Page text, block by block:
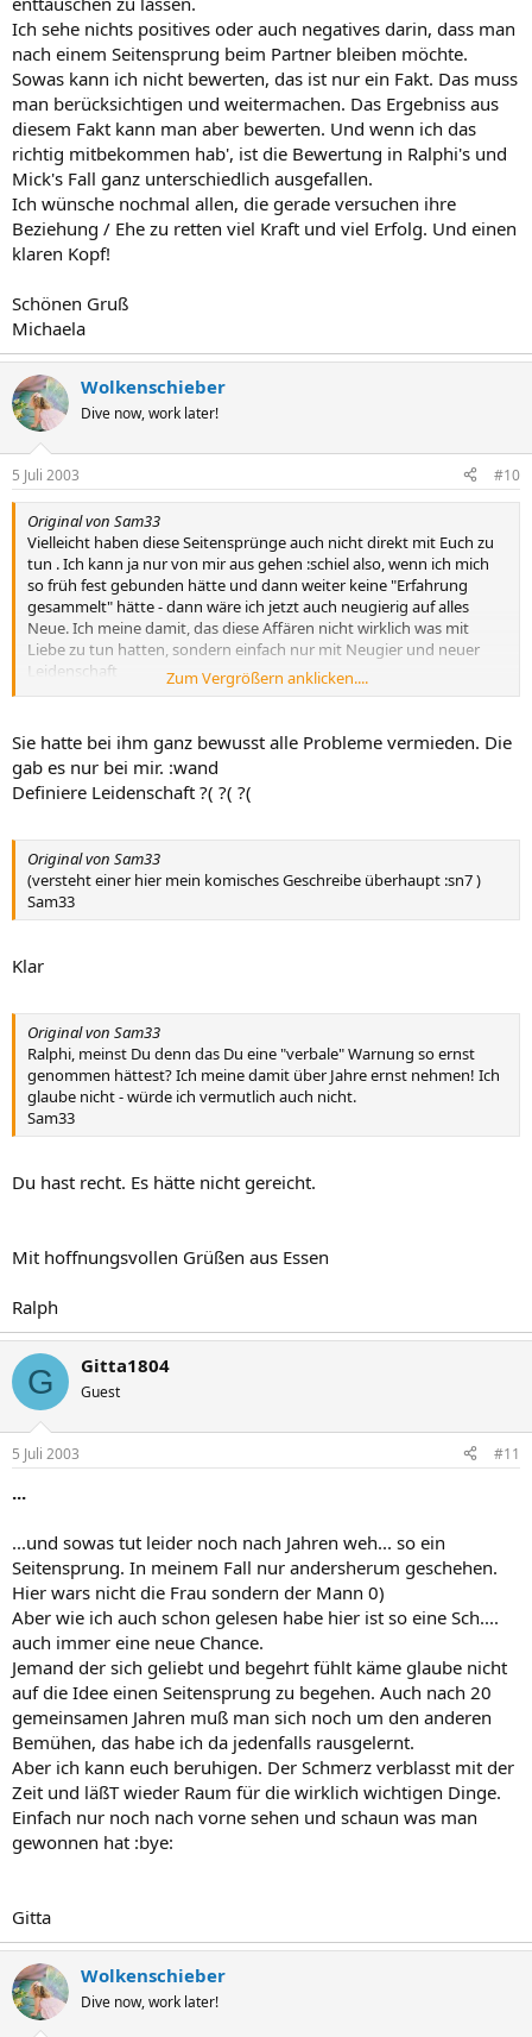
Ich sehe nichts positives oder auch negatives darin, dass man
nach einem Seitensprung beim Partner bleiben möchte.
Sowas kann ich nicht bewerten, das ist nur ein Fakt. Das muss
man berücksichtigen und weitermachen. Das Ergebniss aus
diesem Fakt kann man aber bewerten. Und wenn ich das
richtig mitbekommen hab', ist die Bewertung in Ralphi's und
Mick's Fall ganz unterschiedlich ausgefallen.
Ich wünsche nochmal allen, die gerade versuchen ihre
Beziehung / Ehe zu retten viel Kraft und viel Erfolg. Und einen
klaren Kopf!
Schönen Gruß
Michaela
Wolkenschieber
Dive now, work later!
5 Juli 2003 #10
Original von Sam33
Vielleicht haben diese Seitensprünge auch nicht direkt mit Euch zu
tun . Ich kann ja nur von mir aus gehen :schiel also, wenn ich mich
so früh fest gebunden hätte und dann weiter keine "Erfahrung
gesammelt" hätte - dann wäre ich jetzt auch neugierig auf alles
Neue. Ich meine damit, das diese Affären nicht wirklich was mit
Liebe zu tun hatten, sondern einfach nur mit Neugier und neuer
Leidenschaft
Zum Vergrößern anklicken....
Sie hatte bei ihm ganz bewusst alle Probleme vermieden. Die
gab es nur bei mir. :wand
Definiere Leidenschaft ?( ?( ?(
Original von Sam33
(versteht einer hier mein komisches Geschreibe überhaupt :sn7 )
Sam33
Klar
Original von Sam33
Ralphi, meinst Du denn das Du eine "verbale" Warnung so ernst
genommen hättest? Ich meine damit über Jahre ernst nehmen! Ich
glaube nicht - würde ich vermutlich auch nicht.
Sam33
Du hast recht. Es hätte nicht gereicht.
Mit hoffnungsvollen Grüßen aus Essen
Ralph
G Gitta1804
Guest
5 Juli 2003 #11
...
...und sowas tut leider noch nach Jahren weh... so ein
Seitensprung. In meinem Fall nur andersherum geschehen.
Hier wars nicht die Frau sondern der Mann 0)
Aber wie ich auch schon gelesen habe hier ist so eine Sch....
auch immer eine neue Chance.
Jemand der sich geliebt und begehrt fühlt käme glaube nicht
auf die Idee einen Seitensprung zu begehen. Auch nach 20
gemeinsamen Jahren muß man sich noch um den anderen
Bemühen, das habe ich da jedenfalls rausgelernt.
Aber ich kann euch beruhigen. Der Schmerz verblasst mit der
Zeit und läßT wieder Raum für die wirklich wichtigen Dinge.
Einfach nur noch nach vorne sehen und schaun was man
gewonnen hat :bye:
Gitta
Wolkenschieber
Dive now, work later!